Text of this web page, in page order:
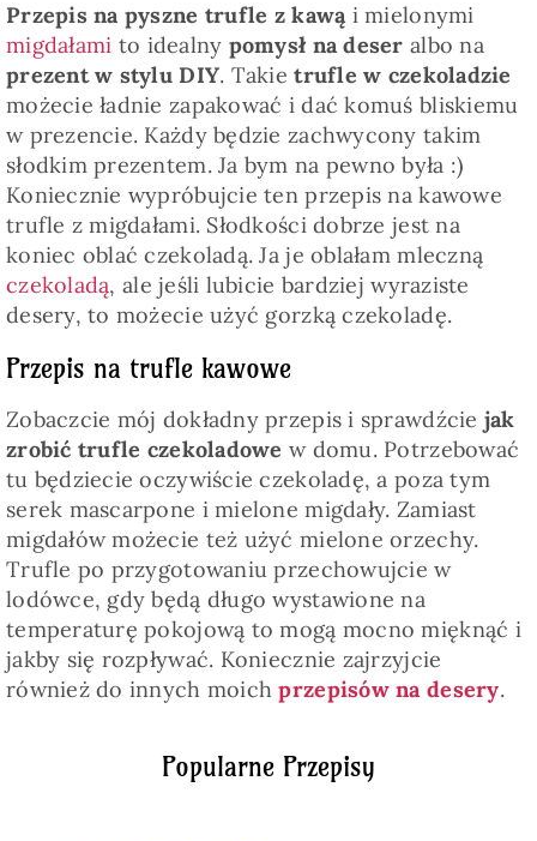
Popularne Przepisy
Przepis na pyszne trufle z kawąi mielonymi
migdałami to idealny pomysł na deser albo na
prezent w stylu DIY. Takie trufle w czekoladzie
możecie ładnie zapakować i dać komuś bliskiemu
w prezencie. Każdy będzie zachwycony takim
słodkim prezentem. Ja bym na pewno była :)
Koniecznie wypróbujcie ten przepis na kawowe
trufle z migdałami. Słodkości dobrze jest na
koniec oblać czekoladą. Ja je oblałam mleczną
czekoladą, ale jeśli lubicie bardziej wyraziste
desery, to możecie użyć gorzką czekoladę.
Przepis na trufle kawowe
Zobaczcie mój dokładny przepis i sprawdźcie jak
zrobić trufle czekoladowe w domu. Potrzebować
tu będziecie oczywiście czekoladę, a poza tym
serek mascarpone i mielone migdały. Zamiast
migdałów możecie też użyć mielone orzechy.
Trufle po przygotowaniu przechowujcie w
lodówce, gdy będą długo wystawione na
temperaturę pokojową to mogą mocno mięknąć i
jakby się rozpływać. Koniecznie zajrzyjcie
również do innych moichprzepisów na desery.